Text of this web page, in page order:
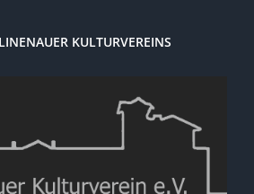
KULTURVEREINS